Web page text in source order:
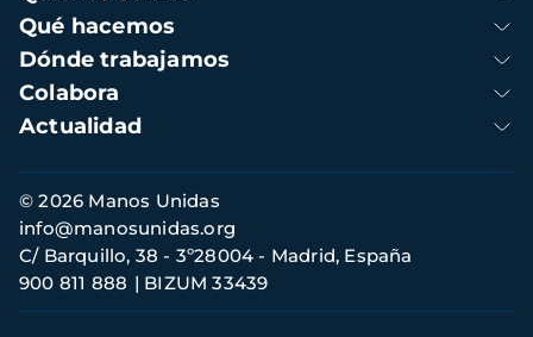
principal
Qué hacemos
Dónde trabajamos
Colabora
Actualidad
Información
de
contacto
© 2026 Manos Unidas
C/ Barquillo, 38 - 3º28004 - Madrid, España
900 811 888
BIZUM 33439
info@manosunidas.org